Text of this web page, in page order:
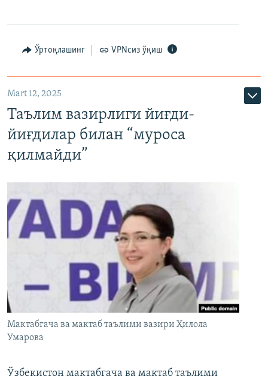
Ўртоқлашинг VPNсиз ўқиш
Mart 12, 2025
Таълим вазирлиги йиғди-
йиғдилар билан “муроса
қилмайди”
Мактабгача ва мактаб таълими вазири Ҳилола
Умарова
Ўзбекистон мактабгача ва мактаб таълими